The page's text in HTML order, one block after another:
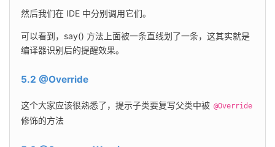
然后我们在 IDE 中分别调用它们。
可以看到，say() 方法上面被一条直线划了一条，这其实就是
编译器识别后的提醒效果。
5.2 @Override
这个大家应该很熟悉了，提示子类要复写父类中被 @Override
修饰的方法